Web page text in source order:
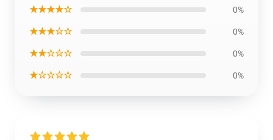
★★★★☆ 0%
★★★☆☆ 0%
★★☆☆☆ 0%
★☆☆☆☆ 0%